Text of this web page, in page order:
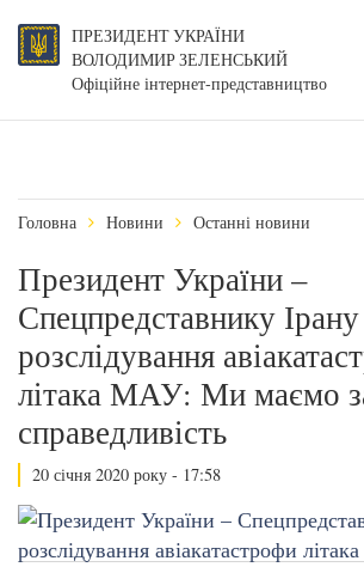
ПРЕЗИДЕНТ УКРАЇНИ
ВОЛОДИМИР ЗЕЛЕНСЬКИЙ
Офіційне інтернет-представництво
Головна Новини Останні новини
Президент України –
Спецпредставнику
розслідування
літака МАУ: Ми маємо
справедливість
20 січня 2020 року - 17:58